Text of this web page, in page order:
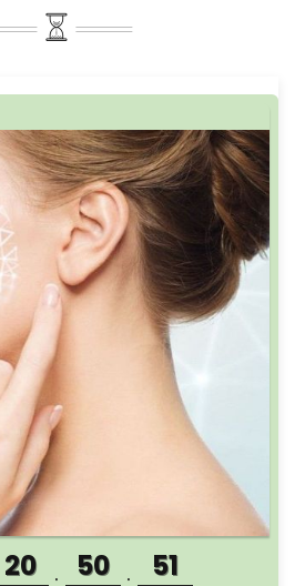
20 50 50